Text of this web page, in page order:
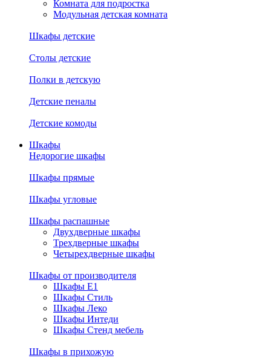
Комната для подростка
Модульная детская комната
Шкафы детские
Столы детские
Полки в детскую
Детские пеналы
Детские комоды
Шкафы
Недорогие шкафы
Шкафы прямые
Шкафы угловые
Шкафы распашные
Двухдверные шкафы
Трехдверные шкафы
Четырехдверные шкафы
Шкафы от производителя
Шкафы E1
Шкафы Стиль
Шкафы Леко
Шкафы Интеди
Шкафы Стенд мебель
Шкафы в прихожую